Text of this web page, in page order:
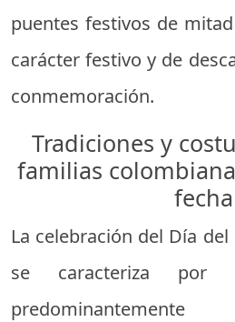
puentes festivos de
carácter festivo y de
conmemoración.
Tradiciones y
familias
fecha
La celebración del Día
se caracteriza por